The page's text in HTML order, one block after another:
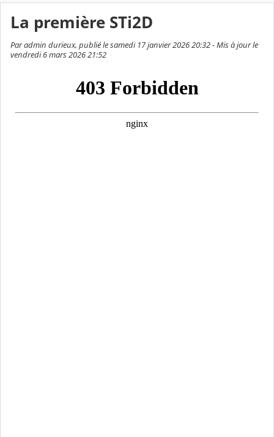
La première STi2D
Par admin durieux, publié le samedi 17 janvier 2026 20:32 - Mis à jour le
vendredi 6 mars 2026 21:52